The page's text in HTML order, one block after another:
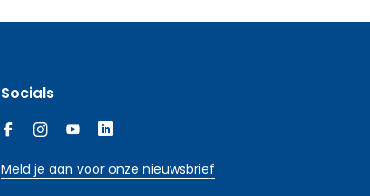
Socials
Meld je aan voor onze nieuwsbrief